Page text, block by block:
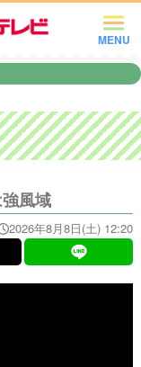
MENU
風域
2026年8月8日(土) 12:20